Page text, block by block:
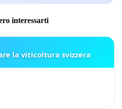
interessarti
la viticoltura svizzera